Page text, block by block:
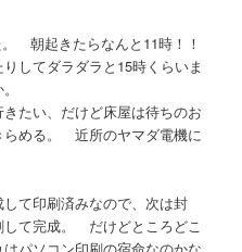
朝起きたらなんと11時！！
してダラダラと15時くらいま
たい、だけど床屋は待ちのお
らめる。 近所のヤマダ電機に
て印刷済みなので、次は封
て完成。 だけどところどこ